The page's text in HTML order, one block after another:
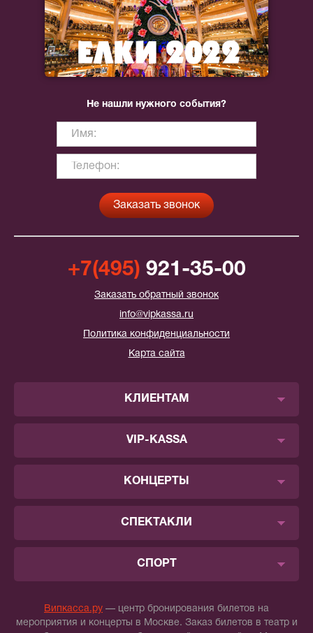
Не нашли нужного события?
+7(495) 921-35-00
Заказать обратный звонок
info@vipkassa.ru
Политика конфиденциальности
Карта сайта
КЛИЕНТАМ
VIP-KASSA
КОНЦЕРТЫ
СПЕКТАКЛИ
СПОРТ
Випкасса.ру — центр бронирования билетов на
мероприятия и концерты в Москве. Заказ билетов в театр и